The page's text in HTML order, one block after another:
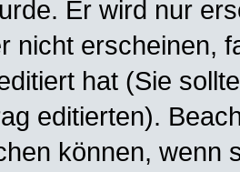
Er wird nur
nicht erscheinen,
hat (Sie
editierten).
können, wenn